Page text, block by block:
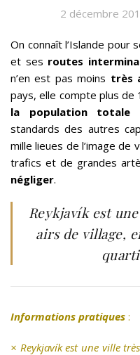
2 décembre
On connaît l’Islande pour
et ses routes
n’en est pas moins très
pays, elle compte plus
la population totale
standards des autres
mille lieues de l’image
trafics et de grandes
négliger.
Reykjavík est
airs de village,
Informations pratiques :
× Reykjavík est une ville